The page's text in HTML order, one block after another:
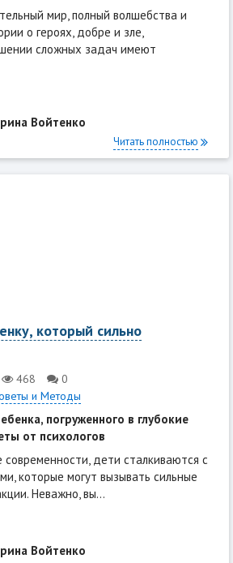
мир, полный волшебства и
о героях, добре и зле,
сложных задач имеют
Войтенко
Читать полностью
который сильно
468
0
и Методы
погруженного в глубокие
от психологов
дети сталкиваются с
которые могут вызывать сильные
Неважно, вы...
Войтенко